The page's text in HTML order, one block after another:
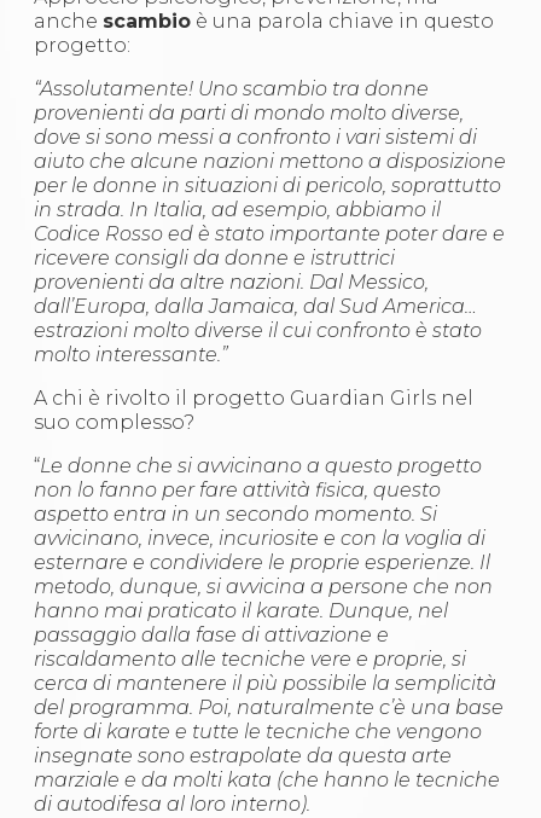
anche scambio è una parola chiave in questo
progetto:
“Assolutamente! Uno scambio tra donne
provenienti da parti di mondo molto diverse,
dove si sono messi a confronto i vari sistemi di
aiuto che alcune nazioni mettono a disposizione
per le donne in situazioni di pericolo, soprattutto
in strada. In Italia, ad esempio, abbiamo il
Codice Rosso ed è stato importante poter dare e
ricevere consigli da donne e istruttrici
provenienti da altre nazioni. Dal Messico,
dall’Europa, dalla Jamaica, dal Sud America…
estrazioni molto diverse il cui confronto è stato
molto interessante.”
A chi è rivolto il progetto Guardian Girls nel
suo complesso?
“Le donne che si avvicinano a questo progetto
non lo fanno per fare attività fisica, questo
aspetto entra in un secondo momento. Si
avvicinano, invece, incuriosite e con la voglia di
esternare e condividere le proprie esperienze. Il
metodo, dunque, si avvicina a persone che non
hanno mai praticato il karate. Dunque, nel
passaggio dalla fase di attivazione e
riscaldamento alle tecniche vere e proprie, si
cerca di mantenere il più possibile la semplicità
del programma. Poi, naturalmente c’è una base
forte di karate e tutte le tecniche che vengono
insegnate sono estrapolate da questa arte
marziale e da molti kata (che hanno le tecniche
di autodifesa al loro interno).